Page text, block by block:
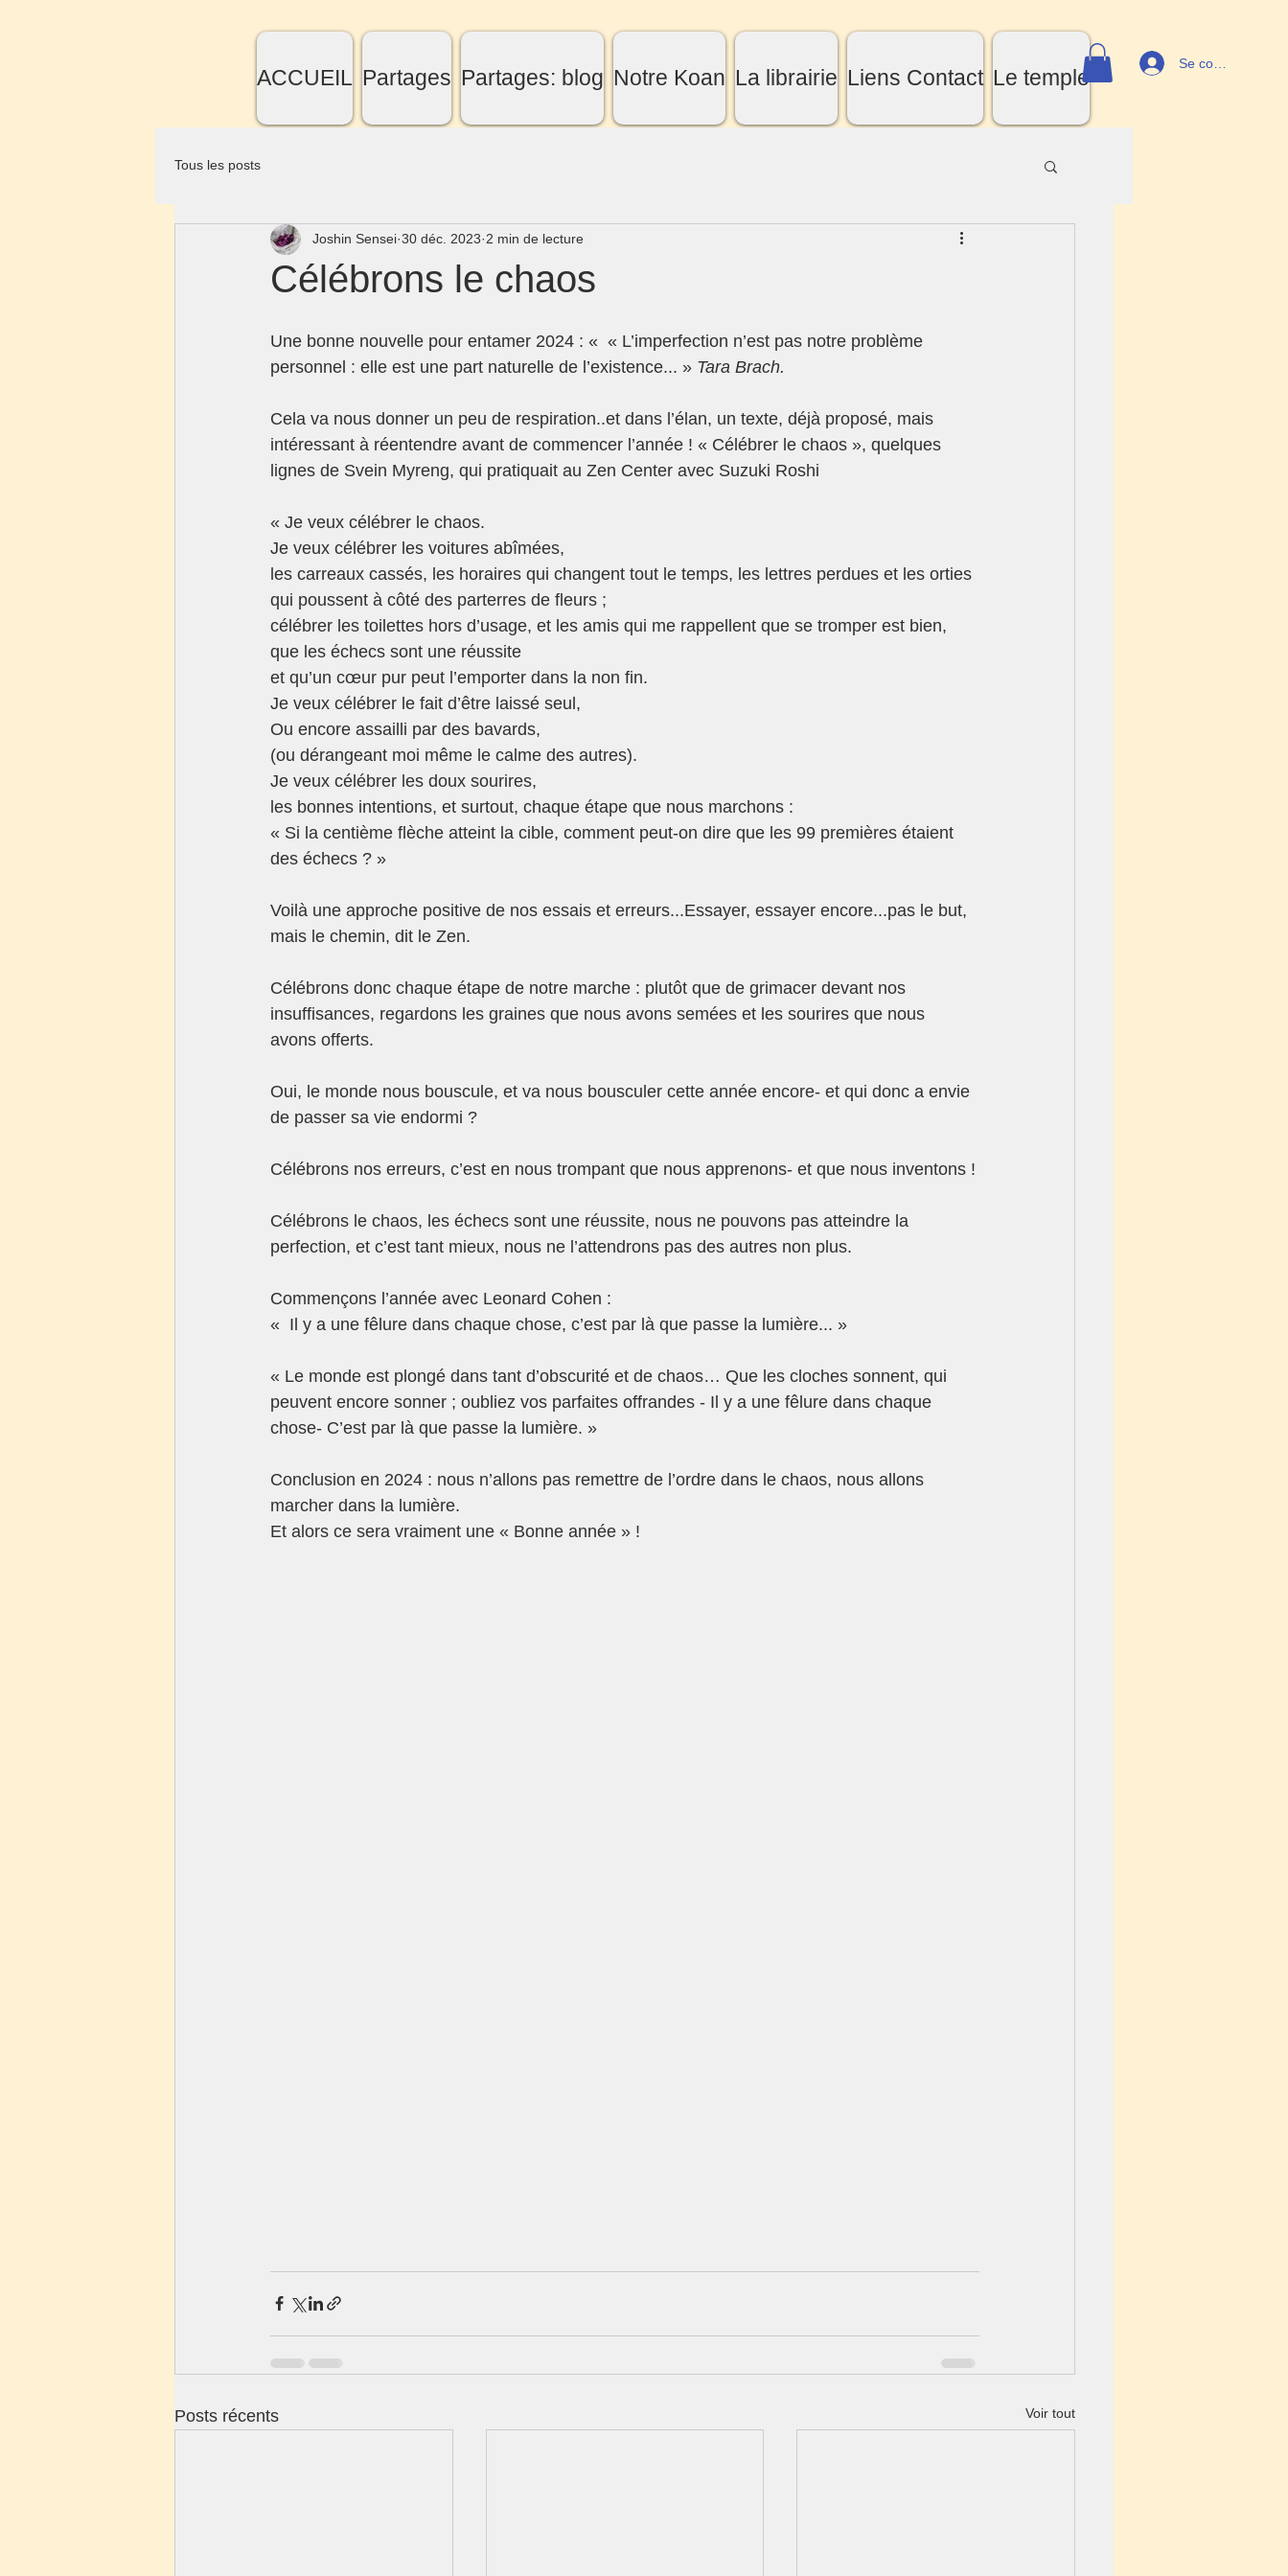
ACCUEIL Partages Partages: blog Notre Koan La librairie Liens Contact Le temple
Se connecter
Tous les posts
Célébrons le chaos
Joshin Sensei 30 déc. 2023 2 min de lecture
Une bonne nouvelle pour entamer 2024 : «  « L’imperfection n’est pas notre problème
personnel : elle est une part naturelle de l’existence... » Tara Brach.
Cela va nous donner un peu de respiration..et dans l’élan, un texte, déjà proposé, mais
intéressant à réentendre avant de commencer l’année ! « Célébrer le chaos », quelques
lignes de Svein Myreng, qui pratiquait au Zen Center avec Suzuki Roshi
« Je veux célébrer le chaos.
Je veux célébrer les voitures abîmées,
les carreaux cassés, les horaires qui changent tout le temps, les lettres perdues et les orties
qui poussent à côté des parterres de fleurs ;
célébrer les toilettes hors d’usage, et les amis qui me rappellent que se tromper est bien,
que les échecs sont une réussite
et qu’un cœur pur peut l’emporter dans la non fin.
Je veux célébrer le fait d’être laissé seul,
Ou encore assailli par des bavards,
(ou dérangeant moi même le calme des autres).
Je veux célébrer les doux sourires,
les bonnes intentions, et surtout, chaque étape que nous marchons :
« Si la centième flèche atteint la cible, comment peut-on dire que les 99 premières étaient
des échecs ? »
Voilà une approche positive de nos essais et erreurs...Essayer, essayer encore...pas le but,
mais le chemin, dit le Zen.
Célébrons donc chaque étape de notre marche : plutôt que de grimacer devant nos
insuffisances, regardons les graines que nous avons semées et les sourires que nous
avons offerts.
Oui, le monde nous bouscule, et va nous bousculer cette année encore- et qui donc a envie
de passer sa vie endormi ?
Célébrons nos erreurs, c’est en nous trompant que nous apprenons- et que nous inventons !
Célébrons le chaos, les échecs sont une réussite, nous ne pouvons pas atteindre la
perfection, et c’est tant mieux, nous ne l’attendrons pas des autres non plus.
Commençons l’année avec Leonard Cohen :
«  Il y a une fêlure dans chaque chose, c’est par là que passe la lumière... »
« Le monde est plongé dans tant d’obscurité et de chaos… Que les cloches sonnent, qui
peuvent encore sonner ; oubliez vos parfaites offrandes - Il y a une fêlure dans chaque
chose- C’est par là que passe la lumière. »
Conclusion en 2024 : nous n’allons pas remettre de l’ordre dans le chaos, nous allons
marcher dans la lumière.
Et alors ce sera vraiment une « Bonne année » !
Posts récents Voir tout